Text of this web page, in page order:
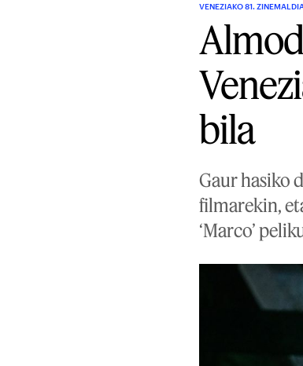
VENEZIAKO 81.
bila
Gaur hasiko
filmarekin,
‘Marco’